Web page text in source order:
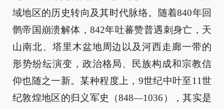
域地区的历史转向及其时代脉络。随着840年回
鹘帝国崩溃解体，842年吐蕃赞普遇刺身亡，天
山南北、塔里木盆地周边以及河西走廊一带的
形势纷纭演变，政治格局、民族构成和宗教信
仰也随之一新。某种程度上，9世纪中叶至11世
纪敦煌地区的归义军史（848—1036），其实是